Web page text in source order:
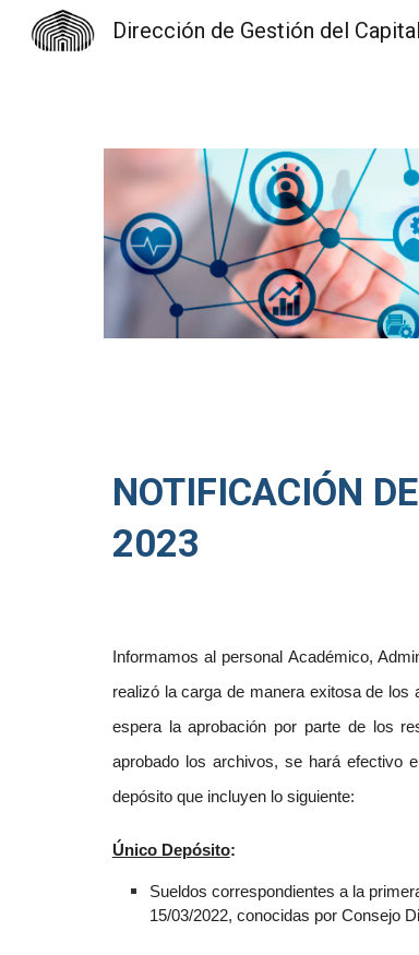
NOTIFICACIÓN
2023
Informamos al personal Académico,
realizó la carga de manera exitosa de los
espera la aprobación por parte de los
aprobado los archivos, se hará efectivo
depósito que incluyen lo siguiente:
Único Depósito:
Sueldos correspondientes a la
15/03/2022, conocidas por Consejo